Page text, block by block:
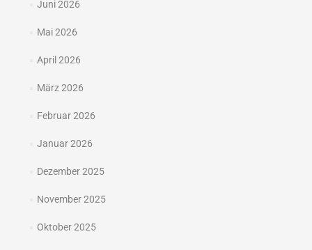
Juni 2026
Mai 2026
April 2026
März 2026
Februar 2026
Januar 2026
Dezember 2025
November 2025
Oktober 2025